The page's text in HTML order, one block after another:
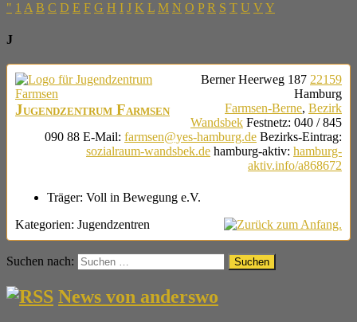
" 1 A B C D E F G H I J K L M N O P R S T U V Y
J
Jugendzentrum Farmsen
Berner Heerweg 187 22159
Hamburg
Farmsen-Berne, Bezirk
Wandsbek Festnetz: 040 / 845
090 88 E-Mail: farmsen@yes-hamburg.de Bezirks-Eintrag:
sozialraum-wandsbek.de hamburg-aktiv: hamburg-
aktiv.info/a868672
Träger: Voll in Bewegung e.V.
Kategorien: Jugendzentren
Suchen nach:
News von anderswo